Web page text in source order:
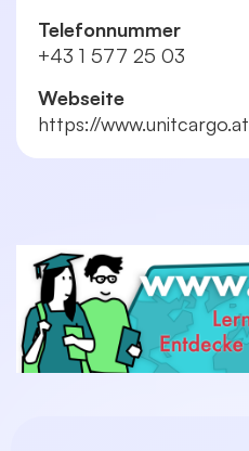
Telefonnummer
+43 1 577 25 03
Webseite
https://www.unitcargo.at